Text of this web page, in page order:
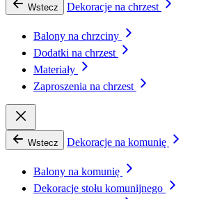
Wstecz Dekoracje na chrzest
Balony na chrzciny
Dodatki na chrzest
Materiały
Zaproszenia na chrzest
Wstecz Dekoracje na komunię
Balony na komunię
Dekoracje stołu komunijnego